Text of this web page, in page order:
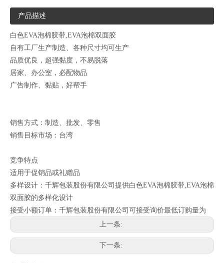
产品描述
白色EVA泡棉胶带,EVA泡棉双面胶
自有工厂生产制造、各种尺寸均可生产
品质优良，超强黏度，不易脱落
居家、办公室，必配物品
广告制作、黏贴，好帮手
销售方式：制造、批发、零售
销售目标市场：台湾
竞争特点
适用于促销品或礼赠品
多样设计：千辉包装股份有限公司提供白色EVA泡棉胶带,EVA泡棉
双面胶的多样化设计
接受小额订单：千辉包装股份有限公司可接受询价最低订购量为
上一条:
下一条: